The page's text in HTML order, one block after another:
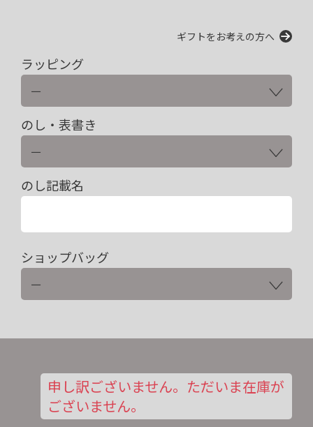
ギフトをお考えの方へ
ラッピング
のし・表書き
のし記載名
ショップバッグ
申し訳ございません。ただいま在庫が
ございません。